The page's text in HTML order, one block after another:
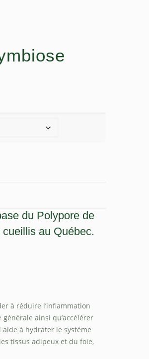
du Polypore de
cueillis au Québec.
à réduire l’inflammation
ainsi qu’accélérer
à hydrater le système
tissus adipeux et du foie,